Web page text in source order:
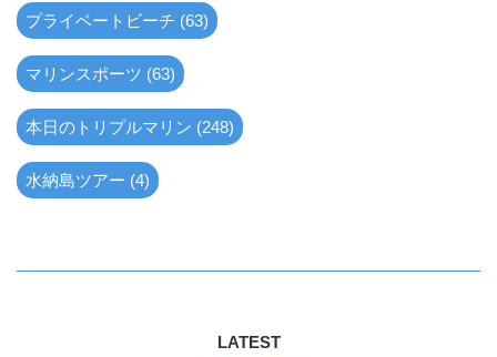
プライベートビーチ (63)
マリンスポーツ (63)
本日のトリプルマリン (248)
水納島ツアー (4)
LATEST